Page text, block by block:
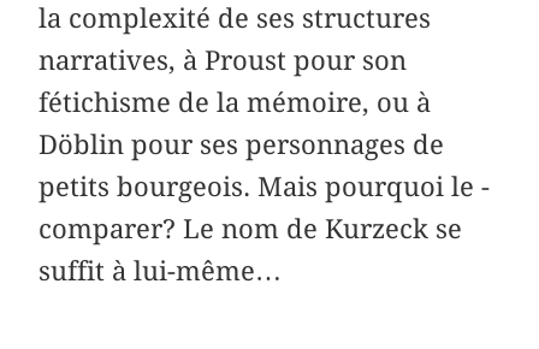
la complexité de ses structures
narratives, à Proust pour son
fétichisme de la mémoire, ou à
Döblin pour ses personnages de
petits bourgeois. Mais pourquoi le ­
comparer? Le nom de Kurzeck se
suffit à lui-même…